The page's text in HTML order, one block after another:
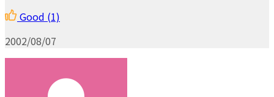
Good (1)
2002/08/07